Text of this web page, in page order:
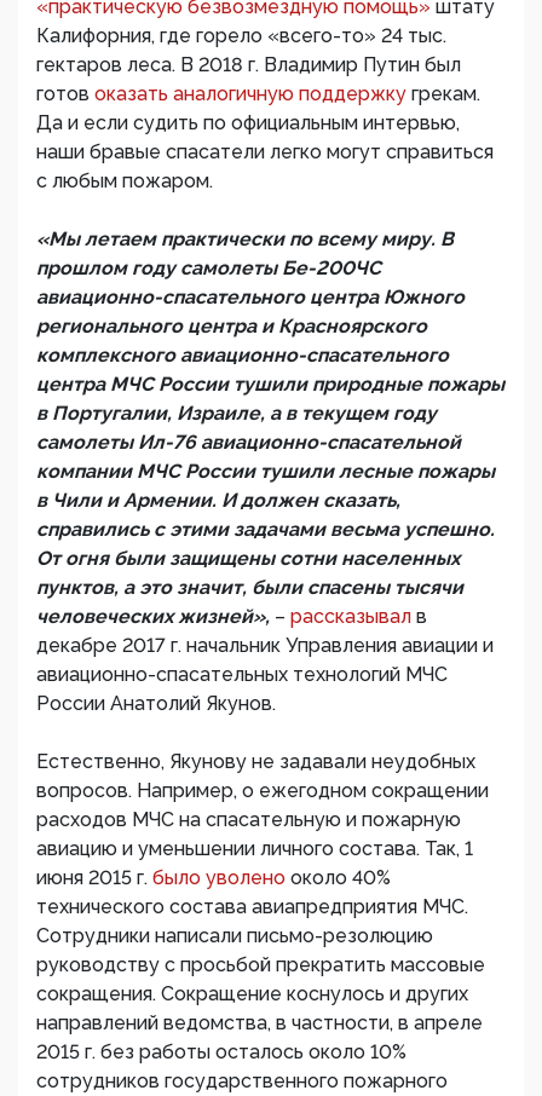
«практическую безвозмездную помощь» штату
Калифорния, где горело «всего-то» 24 тыс.
гектаров леса. В 2018 г. Владимир Путин был
готов оказать аналогичную поддержку грекам.
Да и если судить по официальным интервью,
наши бравые спасатели легко могут справиться
с любым пожаром.
«Мы летаем практически по всему миру. В
прошлом году самолеты Бе-200ЧС
авиационно-спасательного центра Южного
регионального центра и Красноярского
комплексного авиационно-спасательного
центра МЧС России тушили природные пожары
в Португалии, Израиле, а в текущем году
самолеты Ил-76 авиационно-спасательной
компании МЧС России тушили лесные пожары
в Чили и Армении. И должен сказать,
справились с этими задачами весьма успешно.
От огня были защищены сотни населенных
пунктов, а это значит, были спасены тысячи
человеческих жизней», – рассказывал в
декабре 2017 г. начальник Управления авиации и
авиационно-спасательных технологий МЧС
России Анатолий Якунов.
Естественно, Якунову не задавали неудобных
вопросов. Например, о ежегодном сокращении
расходов МЧС на спасательную и пожарную
авиацию и уменьшении личного состава. Так, 1
июня 2015 г. было уволено около 40%
технического состава авиапредприятия МЧС.
Сотрудники написали письмо-резолюцию
руководству с просьбой прекратить массовые
сокращения. Сокращение коснулось и других
направлений ведомства, в частности, в апреле
2015 г. без работы осталось около 10%
сотрудников государственного пожарного